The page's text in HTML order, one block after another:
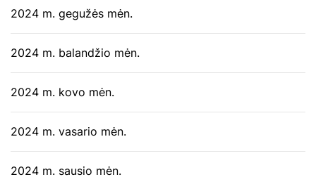
2024 m. gegužės mėn.
2024 m. balandžio mėn.
2024 m. kovo mėn.
2024 m. vasario mėn.
2024 m. sausio mėn.